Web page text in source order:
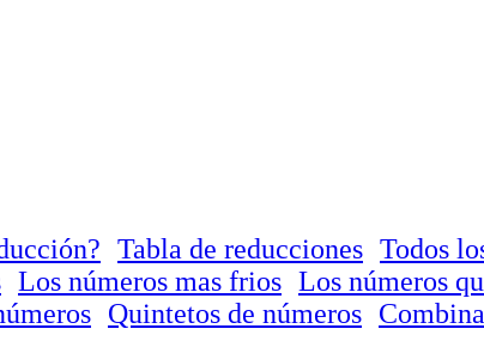
Tabla de reducciones Todos
Los números mas frios Los números
Quintetos de números